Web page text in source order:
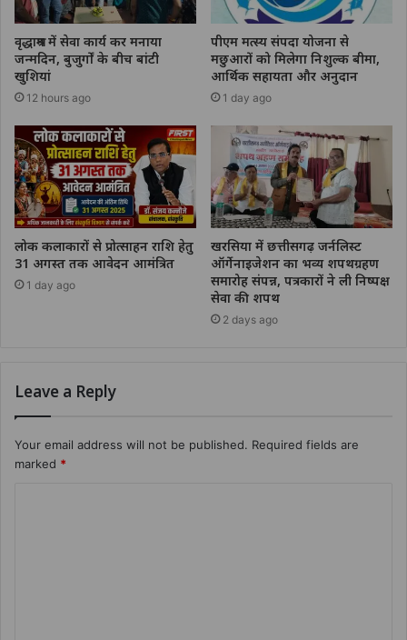
वृद्धाश्रम में सेवा कार्य कर मनाया
जन्मदिन, बुजुर्गों के बीच बांटी
खुशियां
12 hours ago
पीएम मत्स्य संपदा योजना से
मछुआरों को मिलेगा निशुल्क बीमा,
आर्थिक सहायता और अनुदान
1 day ago
लोक कलाकारों से प्रोत्साहन राशि हेतु
31 अगस्त तक आवेदन आमंत्रित
1 day ago
खरसिया में छत्तीसगढ़ जर्नलिस्ट
ऑर्गेनाइजेशन का भव्य शपथग्रहण
समारोह संपन्न, पत्रकारों ने ली निष्पक्ष
सेवा की शपथ
2 days ago
Leave a Reply
Your email address will not be published. Required fields are
marked *